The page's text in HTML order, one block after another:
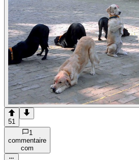
51
1
commentaire
com